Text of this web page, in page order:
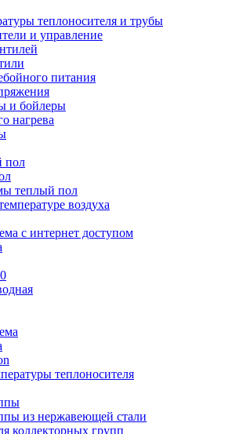
теплоносителя и трубы
и управление
питания
и бойлеры
нагрева
пол
теплый пол
воздуха
с интернет доступом
теплоносителя
из нержавеющей стали
коллекторных групп